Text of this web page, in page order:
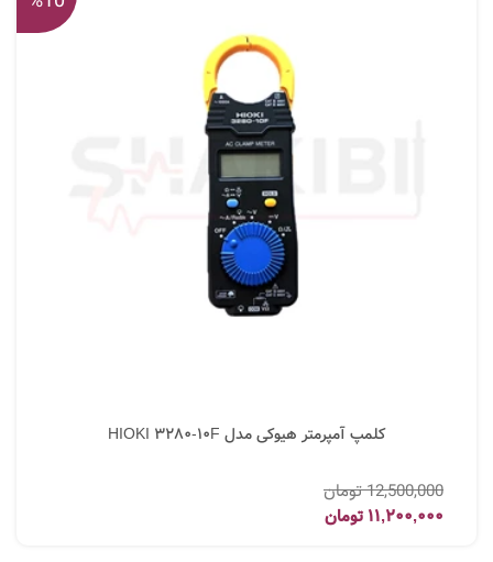
کلمپ آمپرمتر هیوکی مدل HIOKI 3280-10F
12,500,000تومان
11,200,000 تومان